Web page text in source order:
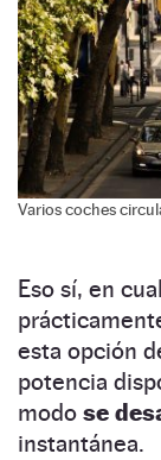
Varios coches
Eso sí, en
esta opción
potencia
modo se
instantánea.